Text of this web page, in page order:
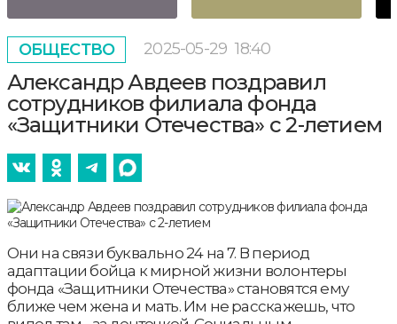
ОБЩЕСТВО 2025-05-29 18:40
Александр Авдеев поздравил
сотрудников филиала фонда
«Защитники Отечества» с 2-летием
Они на связи буквально 24 на 7. В период
адаптации бойца к мирной жизни волонтеры
фонда «Защитники Отечества» становятся ему
ближе чем жена и мать. Им не расскажешь, что